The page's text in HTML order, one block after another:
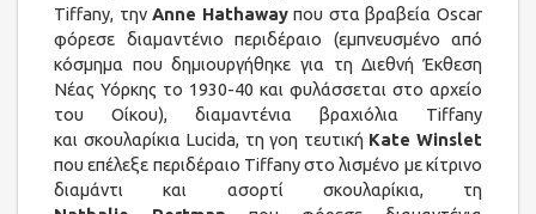
Tiffany, τηνAnne Hathawayπου στα βραβεία Oscar
φόρεσε διαμαντένιο περιδέραιο (εμπνευσμένο από
κόσμημα που δημιουργήθηκε για τη Διεθνή Έκθεση
Νέας Υόρκης το 1930-40 και φυλάσσεται στο αρχείο
του Οίκου), διαμαντένια βραχιόλια Tiffany
και σκουλαρίκια Lucida, τη γοη τευτική Kate Winslet
που επέλεξε περιδέραιο Tiffany στο λισμένο με κίτρινο
διαμάντι και ασορτί σκουλαρίκια, τη